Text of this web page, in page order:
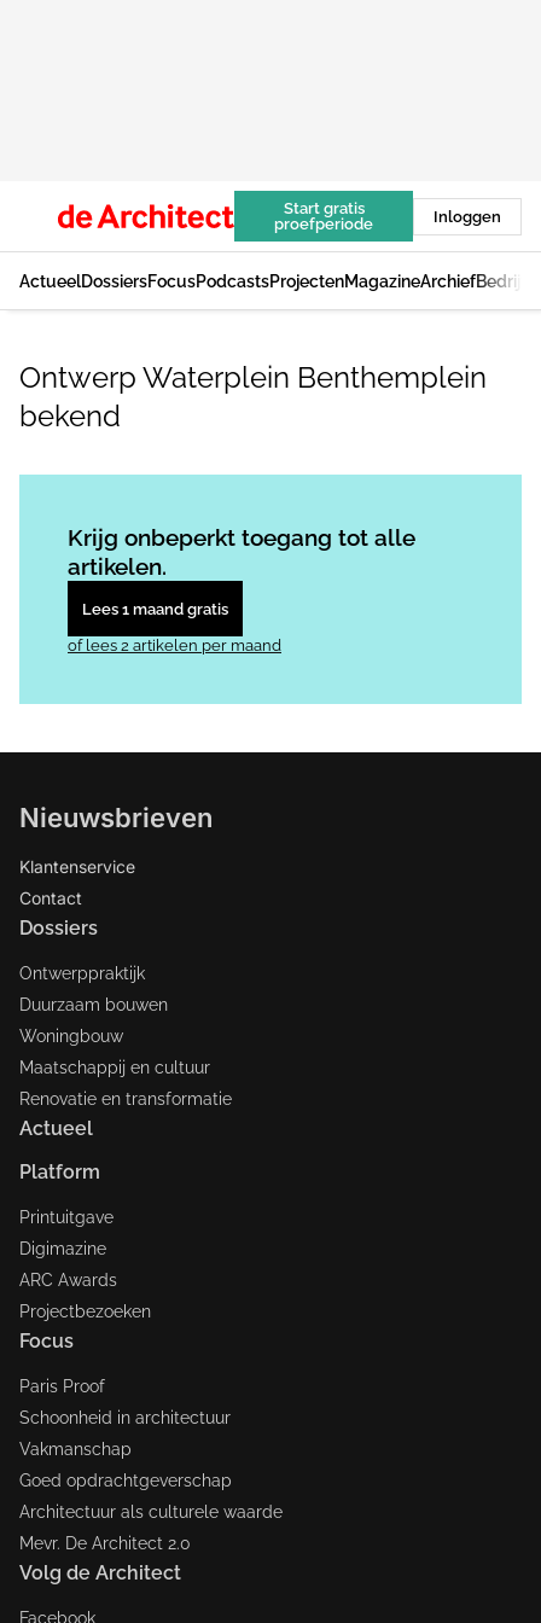
Start gratis
proefperiode
Inloggen
ActueelDossiersFocusPodcastsProjectenMagazineArchief
Ontwerp Waterplein Benthemplein
bekend
Krijg onbeperkt toegang tot alle
artikelen.
Lees 1 maand gratis
of lees 2 artikelen per maand
Nieuwsbrieven
Klantenservice
Contact
Dossiers
Ontwerppraktijk
Duurzaam bouwen
Woningbouw
Maatschappij en cultuur
Renovatie en transformatie
Actueel
Platform
Printuitgave
Digimazine
ARC Awards
Projectbezoeken
Focus
Paris Proof
Schoonheid in architectuur
Vakmanschap
Goed opdrachtgeverschap
Architectuur als culturele waarde
Mevr. De Architect 2.0
Volg de Architect
Facebook